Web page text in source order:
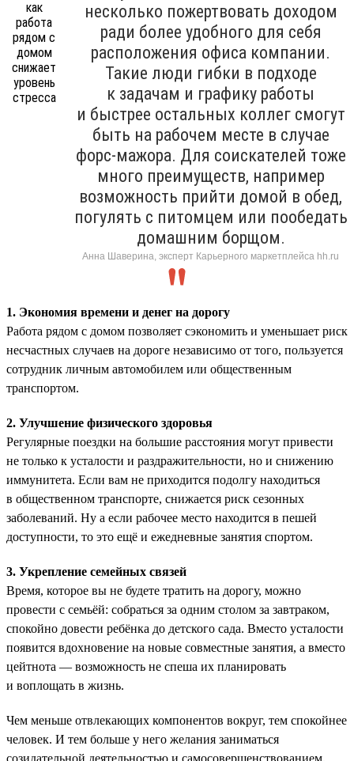
несколько пожертвовать доходом
ради более удобного для себя
расположения офиса компании.
Такие люди гибки в подходе
к задачам и графику работы
и быстрее остальных коллег смогут
быть на рабочем месте в случае
форс-мажора. Для соискателей тоже
много преимуществ, например
возможность прийти домой в обед,
погулять с питомцем или пообедать
домашним борщом.
Анна Шаверина, эксперт Карьерного маркетплейса hh.ru
1. Экономия времени и денег на дорогу
Работа рядом с домом позволяет сэкономить и уменьшает риск
несчастных случаев на дороге независимо от того, пользуется
сотрудник личным автомобилем или общественным
транспортом.
2. Улучшение физического здоровья
Регулярные поездки на большие расстояния могут привести
не только к усталости и раздражительности, но и снижению
иммунитета. Если вам не приходится подолгу находиться
в общественном транспорте, снижается риск сезонных
заболеваний. Ну а если рабочее место находится в пешей
доступности, то это ещё и ежедневные занятия спортом.
3. Укрепление семейных связей
Время, которое вы не будете тратить на дорогу, можно
провести с семьёй: собраться за одним столом за завтраком,
спокойно довести ребёнка до детского сада. Вместо усталости
появится вдохновение на новые совместные занятия, а вместо
цейтнота — возможность не спеша их планировать
и воплощать в жизнь.
Чем меньше отвлекающих компонентов вокруг, тем спокойнее
человек. И тем больше у него желания заниматься
созидательной деятельностью и самосовершенствованием.